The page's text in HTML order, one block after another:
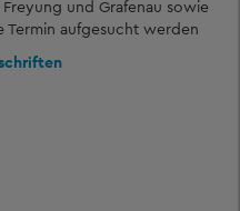
Freyung und Grafenau sowie
Termin aufgesucht werden